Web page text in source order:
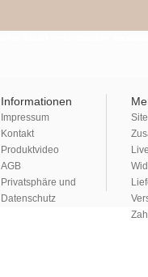
Informationen
Impressum
Kontakt
Produktvideo
AGB
Privatsphäre und
Datenschutz